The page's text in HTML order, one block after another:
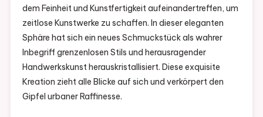
dem Feinheit und Kunstfertigkeit aufeinandertreffen, um
zeitlose Kunstwerke zu schaffen. In dieser eleganten
Sphäre hat sich ein neues Schmuckstück als wahrer
Inbegriff grenzenlosen Stils und herausragender
Handwerkskunst herauskristallisiert. Diese exquisite
Kreation zieht alle Blicke auf sich und verkörpert den
Gipfel urbaner Raffinesse.